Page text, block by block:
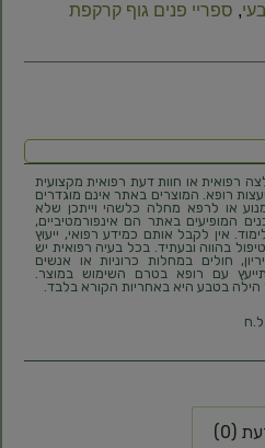
, ספריי פנים גוף קרקפת
רפואית או חוות דעת רפואית מקצועית
רופא. המוצרים באתר אינם מוגדרים
או לרפא מחלה כלשהי וייתכן שלא
המופיעים באתר הם אינפורמטיביים,
אין לקבל אותם כמידע רפואי, ייעוץ
בהווה ובעתיד. בכל בעיה רפואית יש
חולים במחלות כרוניות או אנשים
עם רופא בטרם השימוש במוצר.
בטבע היא באחריות הקורא בלבד.
(0)